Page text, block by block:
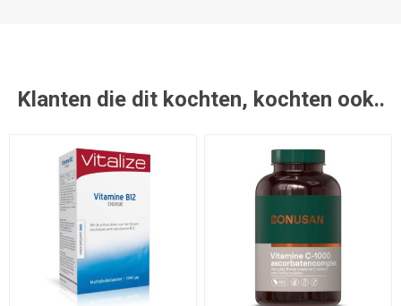
Klanten die dit kochten, kochten ook..